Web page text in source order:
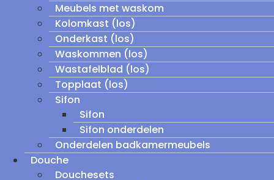
Meubels met waskom
Kolomkast (los)
Onderkast (los)
Waskommen (los)
Wastafelblad (los)
Topplaat (los)
Sifon
Sifon
Sifon onderdelen
Onderdelen badkamermeubels
Douche
Douchesets